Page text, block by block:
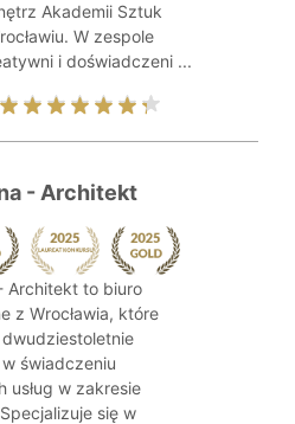
Akademii Sztuk
W zespole
i doświadczeni ...
- Architekt
Architekt to biuro
z Wrocławia, które
świadczeniu
usług w zakresie
się w